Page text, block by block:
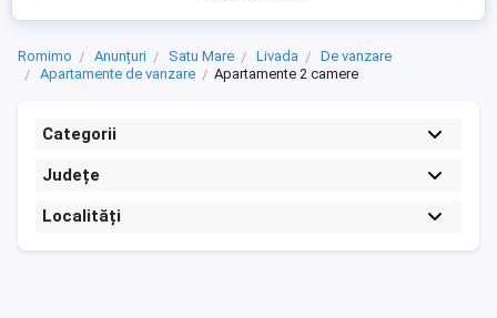
Romimo Anunțuri Satu Mare Livada
De vanzare
Apartamente de vanzare
Apartamente 2 camere
Categorii
Județe
Localități